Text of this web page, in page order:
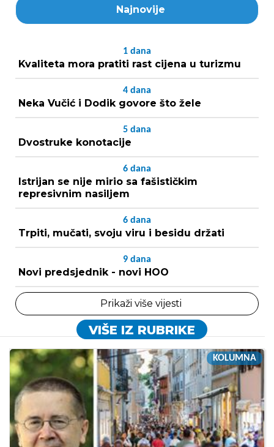
Najnovije
1 dana
Kvaliteta mora pratiti rast cijena u turizmu
4 dana
Neka Vučić i Dodik govore što žele
5 dana
Dvostruke konotacije
6 dana
Istrijan se nije mirio sa fašističkim
represivnim nasiljem
6 dana
Trpiti, mučati, svoju viru i besidu držati
9 dana
Novi predsjednik - novi HOO
Prikaži više vijesti
VIŠE IZ RUBRIKE
KOLUMNA